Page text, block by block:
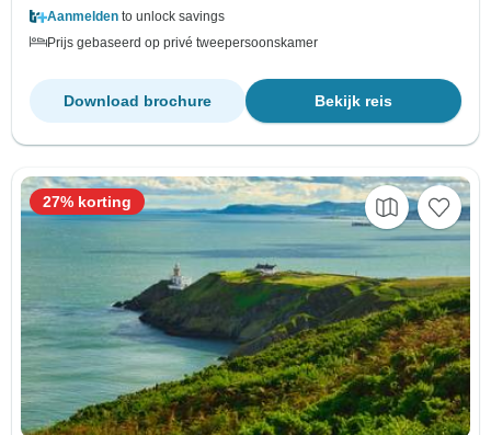
Aanmelden to unlock savings
Prijs gebaseerd op privé tweepersoonskamer
Bekijk reis
Download brochure
27% korting